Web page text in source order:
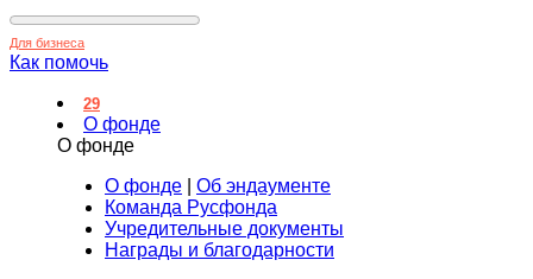
Для бизнеса
Как помочь
29
О фонде
О фонде
О фонде
Об эндаументе
Команда Русфонда
Учредительные документы
Награды и благодарности